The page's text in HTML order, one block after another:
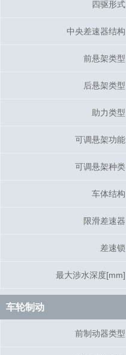
四驱形式
中央差速器结构
前悬架类型
后悬架类型
助力类型
可调悬架功能
可调悬架种类
车体结构
限滑差速器
差速锁
最大涉水深度[mm]
车轮制动
前制动器类型
四驱形式
中央差速器结构
前悬架类型
后悬架类型
助力类型
可调悬架功能
可调悬架种类
车体结构
限滑差速器
差速锁
最大涉水深度[mm]
车轮制动
前制动器类型